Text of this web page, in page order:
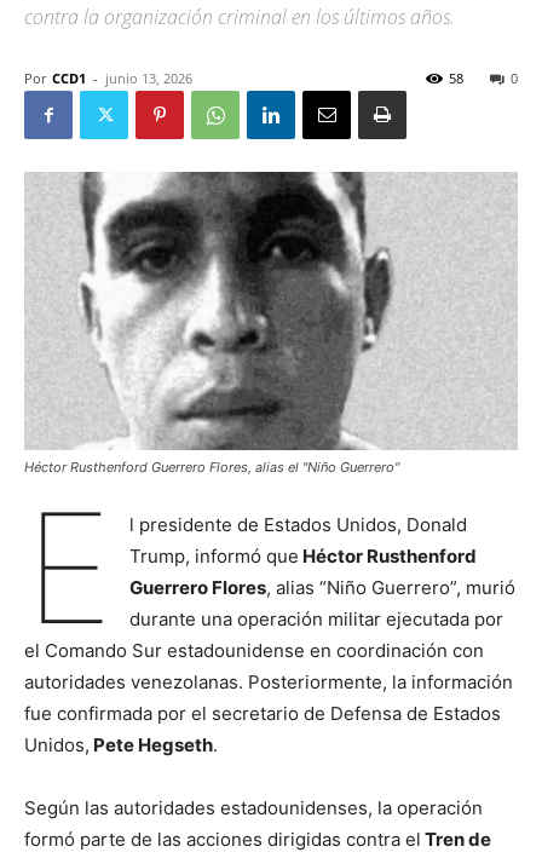
contra la organización criminal en los últimos años.
Por CCD1 - junio 13, 2026 0
58
Héctor Rusthenford Guerrero Flores, alias el "Niño Guerrero"
E
l presidente de Estados Unidos, Donald
Trump, informó que Héctor Rusthenford
Guerrero Flores, alias “Niño Guerrero”, murió
durante una operación militar ejecutada por
el Comando Sur estadounidense en coordinación con
autoridades venezolanas. Posteriormente, la información
fue confirmada por el secretario de Defensa de Estados
Unidos, Pete Hegseth.
Según las autoridades estadounidenses, la operación
formó parte de las acciones dirigidas contra el Tren de